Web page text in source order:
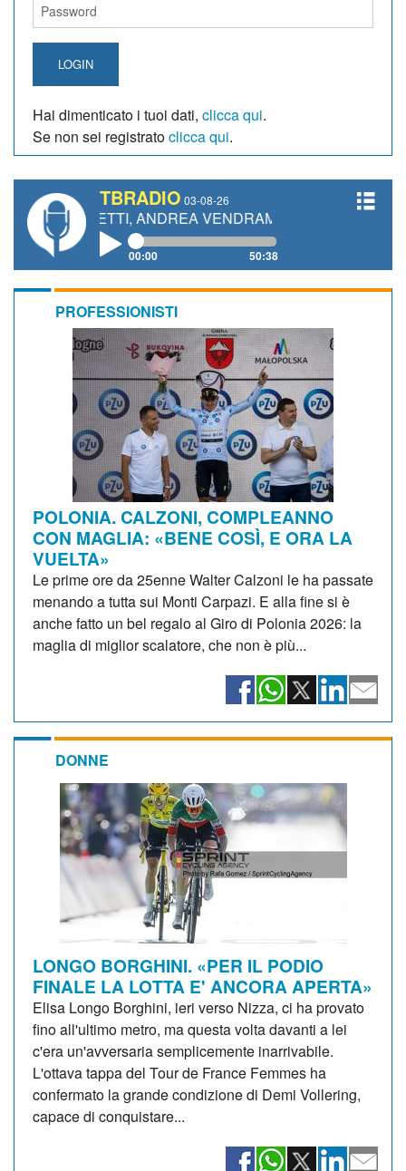
LOGIN
Hai dimenticato i tuoi dati, clicca qui.
Se non sei registratoclicca qui.
TBRADIO 03-08-26
ANDREA VENDRAME, FILIPPO FIORELLI
00:00 50:38
PROFESSIONISTI
POLONIA. CALZONI, COMPLEANNO
CON MAGLIA: «BENE COSÌ, E ORA LA
VUELTA»
Le prime ore da 25enne Walter Calzoni le ha passate
menando a tutta sui Monti Carpazi. E alla fine si è
anche fatto un bel regalo al Giro di Polonia 2026: la
maglia di miglior scalatore, che non è più...
DONNE
LONGO BORGHINI. «PER IL PODIO
FINALE LA LOTTA E' ANCORA APERTA»
Elisa Longo Borghini, ieri verso Nizza, ci ha provato
fino all'ultimo metro, ma questa volta davanti a lei
c'era un'avversaria semplicemente inarrivabile.
L'ottava tappa del Tour de France Femmes ha
confermato la grande condizione di Demi Vollering,
capace di conquistare...